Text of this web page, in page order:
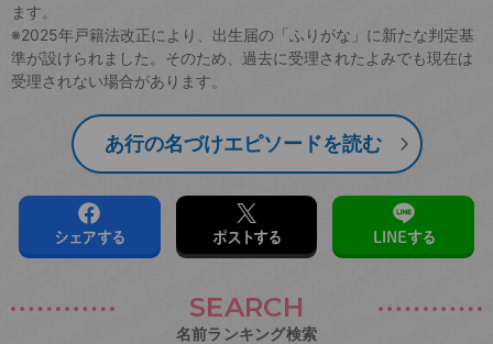
ます。
※2025年戸籍法改正により、出生届の「ふりがな」に新たな判定基
準が設けられました。そのため、過去に受理されたよみでも現在は
受理されない場合があります。
あ行の名づけエピソードを読む
シェアする ポストする LINEする
SEARCH
名前ランキング検索